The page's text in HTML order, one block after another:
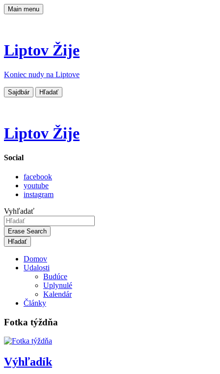
Main menu
Liptov Žije
Koniec nudy na Liptove
Sajdbár Hľadať
Liptov Žije
Social
facebook
youtube
instagram
Vyhľadať
Erase Search
Domov
Udalosti
Budúce
Uplynulé
Kalendár
Články
Fotka týždňa
Výhľadík